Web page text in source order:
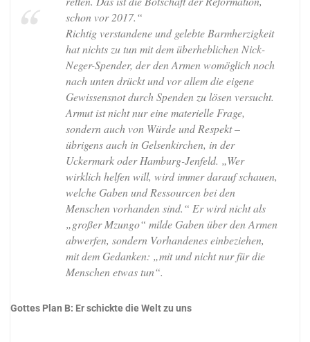
schon vor 2017.“
Richtig verstandene und gelebte Barmherzigkeit
hat nichts zu tun mit dem überheblichen Nick-
Neger-Spender, der den Armen womöglich noch
nach unten drückt und vor allem die eigene
Gewissensnot durch Spenden zu lösen versucht.
Armut ist nicht nur eine materielle Frage,
sondern auch von Würde und Respekt –
übrigens auch in Gelsenkirchen, in der
Uckermark oder Hamburg-Jenfeld. „Wer
wirklich helfen will, wird immer darauf schauen,
welche Gaben und Ressourcen bei den
Menschen vorhanden sind.“ Er wird nicht als
„großer Mzungo“ milde Gaben über den Armen
abwerfen, sondern Vorhandenes einbeziehen,
mit dem Gedanken: „mit und nicht nur für die
Menschen etwas tun“.
Gottes Plan B: Er schickte die Welt zu uns